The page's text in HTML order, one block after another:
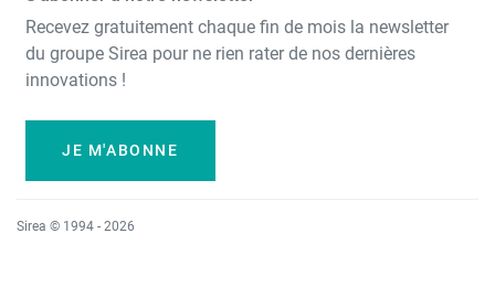
Recevez gratuitement chaque fin de mois la newsletter
du groupe Sirea pour ne rien rater de nos dernières
innovations !
JE M'ABONNE
Sirea © 1994 - 2026